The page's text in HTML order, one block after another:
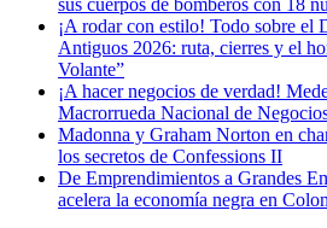
sus cuerpos de bomberos con 18
¡A rodar con estilo! Todo sobre el
Antiguos 2026: ruta, cierres y el
Volante”
¡A hacer negocios de verdad!
Macrorrueda Nacional de
Madonna y Graham Norton en
los secretos de Confessions II
De Emprendimientos a Grandes
acelera la economía negra en